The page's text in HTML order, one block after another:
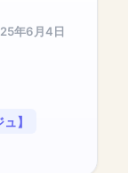
年6月4日
】